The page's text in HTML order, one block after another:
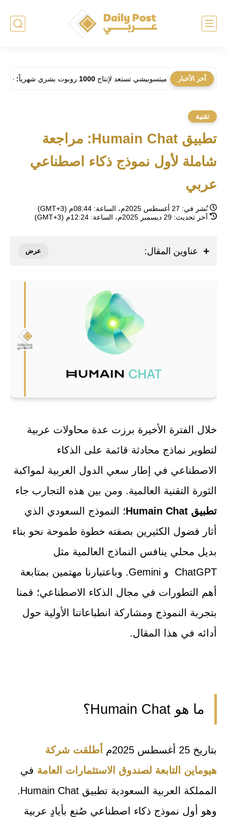
آخر الأخبار
ميتسوبيشي تستعد لإنتاج 1000 روبوت بشري شهرياً: فهل تحل الآلات مكان العمال في المصانع؟
تقنية
تطبيق Humain Chat: مراجعة
شاملة لأول نموذج ذكاء اصطناعي
عربي
نُشر في: 27 أغسطس 2025م، الساعة: 08:44م (GMT+3)
آخر تحديث: 29 ديسمبر 2025م، الساعة: 12:24م (GMT+3)
عناوين المقال:
خلال الفترة الأخيرة برزت عدة محاولات عربية
لتطوير نماذج محادثة قائمة على الذكاء
الاصطناعي في إطار سعي الدول العربية لمواكبة
الثورة التقنية العالمية. ومن بين هذه التجارب جاء
تطبيق Humain Chat
؛ النموذج السعودي الذي
أثار فضول الكثيرين بصفته خطوة طموحة نحو بناء
بديل محلي ينافس النماذج العالمية مثل
ChatGPT و Gemini. وباعتبارنا مهتمين بمتابعة
أهم التطورات في مجال الذكاء الاصطناعي؛ قمنا
بتجربة النموذج ومشاركة انطباعاتنا الأولية حول
أدائه في هذا المقال.
ما هو Humain Chat؟
بتاريخ 25 أغسطس 2025م
أطلقت شركة
هيوماين التابعة لصندوق الاستثمارات العامة في
المملكة العربية السعودية تطبيق Humain Chat.
وهو أول نموذج ذكاء اصطناعي صُنع بأيادٍ عربية